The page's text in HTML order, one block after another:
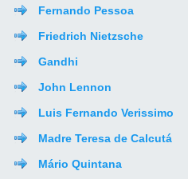
Fernando Pessoa
Friedrich Nietzsche
Gandhi
John Lennon
Luis Fernando Verissimo
Madre Teresa de Calcutá
Mário Quintana